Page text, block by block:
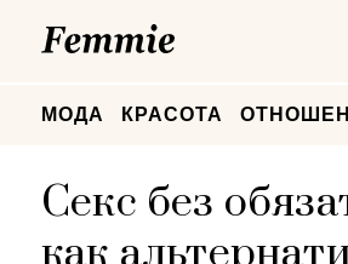
МОДА КРАСОТА
Секс без